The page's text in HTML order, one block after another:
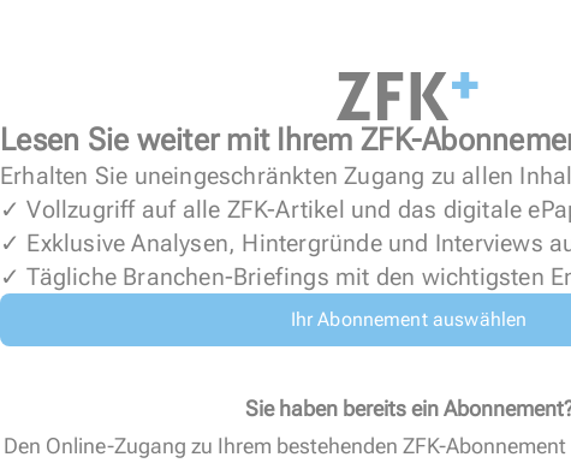
Lesen Sie weiter mit Ihrem ZFK-
Erhalten Sie uneingeschränkten Zugang zu allen
✓ Vollzugriff auf alle ZFK-Artikel und das digitale
✓ Exklusive Analysen, Hintergründe und Interviews
✓ Tägliche Branchen-Briefings mit den wichtigsten
Ihr Abonnement auswählen
Sie haben bereits ein
Den Online-Zugang zu Ihrem bestehenden ZFK-